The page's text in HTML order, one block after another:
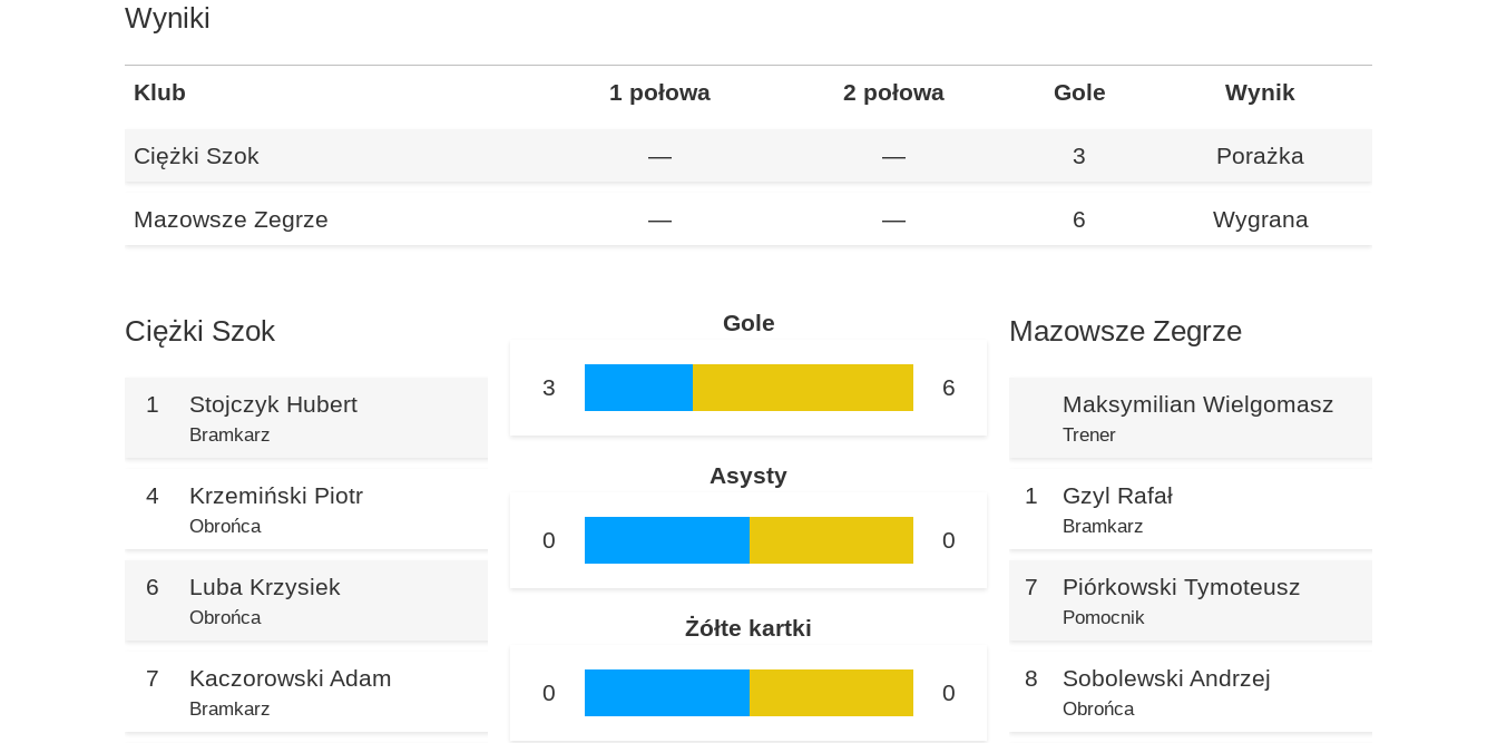
Wyniki
Klub 1 połowa 2 połowa Gole Wynik
Ciężki Szok — — 3 Porażka
Mazowsze Zegrze — — 6 Wygrana
Ciężki Szok
1 Stojczyk Hubert
Bramkarz
4 Krzemiński Piotr
Obrońca
6 Luba Krzysiek
Obrońca
7 Kaczorowski Adam
Bramkarz
Mazowsze Zegrze
Maksymilian Wielgomasz
Trener
1 Gzyl Rafał
Bramkarz
7 Piórkowski Tymoteusz
Pomocnik
8 Sobolewski Andrzej
Obrońca
Gole
3 6
Asysty
0 0
Żółte kartki
0 0